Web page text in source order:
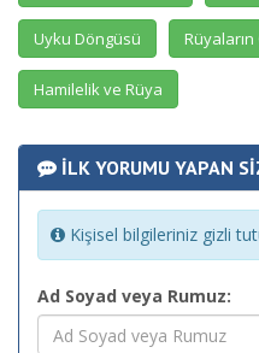
Uyku Döngüsü
Hamilelik ve Rüya
İLK YORUMU YAPAN
Kişisel bilgileriniz gizli
Ad Soyad veya Rumuz: